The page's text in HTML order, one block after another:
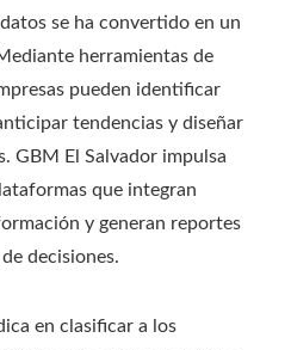
se ha convertido en un
herramientas de
pueden identificar
tendencias y diseñar
GBM El Salvador impulsa
que integran
y generan reportes
decisiones.
en clasificar a los